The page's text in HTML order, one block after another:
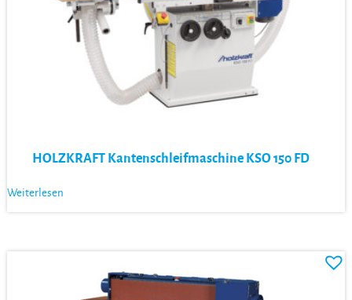
HOLZKRAFT Kantenschleifmaschine KSO 150 FD
Weiterlesen